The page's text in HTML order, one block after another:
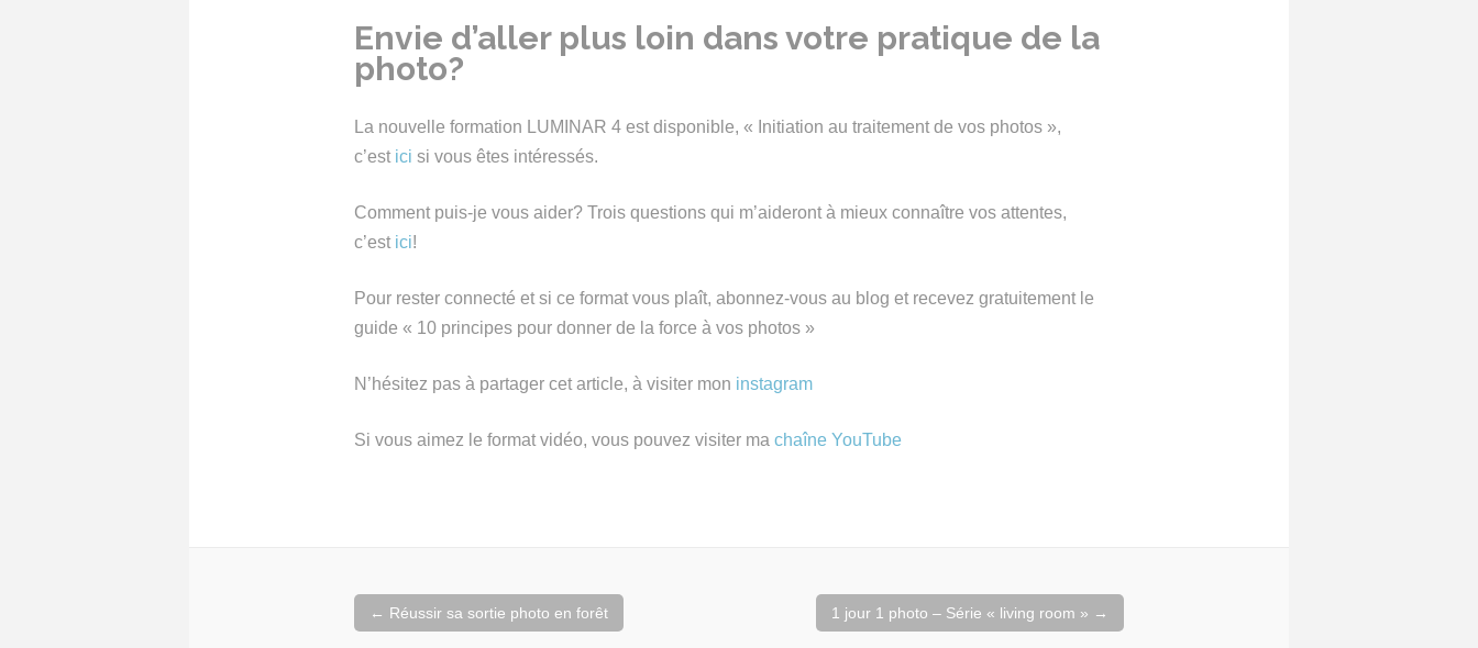
Envie d’aller plus loin dans votre pratique de la
photo?
La nouvelle formation LUMINAR 4 est disponible, « Initiation au traitement de vos photos »,
c’est ici si vous êtes intéressés.
Comment puis-je vous aider? Trois questions qui m’aideront à mieux connaître vos attentes,
c’est ici!
Pour rester connecté et si ce format vous plaît, abonnez-vous au blog et recevez gratuitement le
guide « 10 principes pour donner de la force à vos photos »
N’hésitez pas à partager cet article, à visiter mon instagram
Si vous aimez le format vidéo, vous pouvez visiter ma chaîne YouTube
Navigation
← Réussir sa sortie photo en forêt 1 jour 1 photo – Série « living room » →